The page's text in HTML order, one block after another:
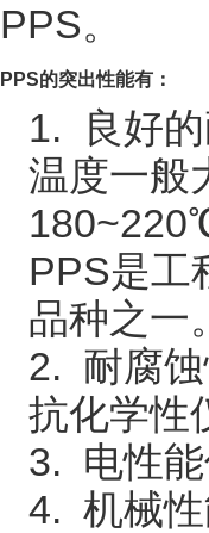
PPS。
PPS的突出性能有：
1. 良好
温度一般
PPS是工
品种之一。
2. 耐腐蚀
抗化学性
3. 电性
4. 机械